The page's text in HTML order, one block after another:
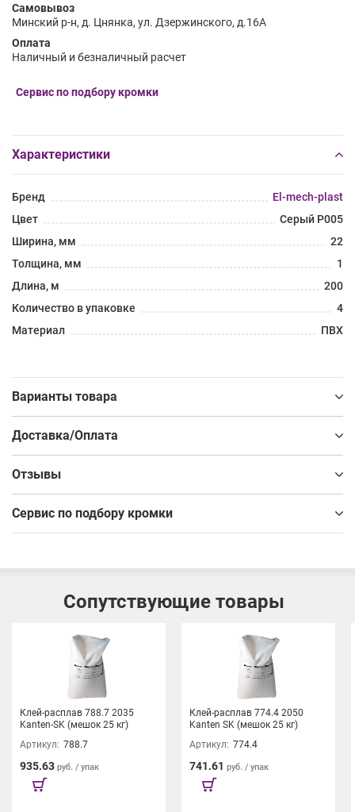
Самовывоз
Минский р-н, д. Цнянка, ул. Дзержинского, д.16А
Оплата
Наличный и безналичный расчет
Сервис по подбору кромки
Характеристики
Бренд
El-mech-plast
Цвет
Серый P005
Ширина, мм
22
Толщина, мм
1
Длина, м
200
Количество в упаковке
4
Материал
ПВХ
Варианты товара
Доставка/Оплата
Отзывы
Сервис по подбору кромки
Сопутствующие товары
Клей-расплав 788.7 2035
Kanten-SK (мешок 25 кг)
Артикул: 788.7
935.63 руб. / упак
Клей-расплав 774.4 2050
Kanten SK (мешок 25 кг)
Артикул: 774.4
741.61 руб. / упак